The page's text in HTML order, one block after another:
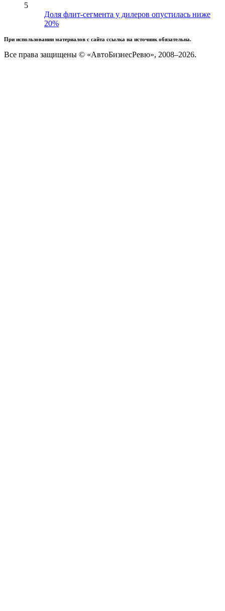
5
Доля флит-сегмента у дилеров опустилась ниже
20%
При использовании материалов с сайта ссылка на источник обязательна.
Все права защищены © «АвтоБизнесРевю», 2008–2026.